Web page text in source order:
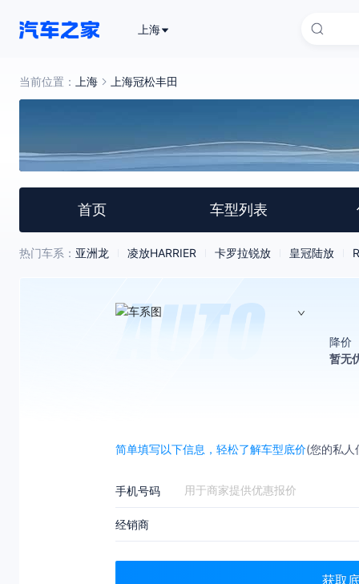
上海
当前位置： 上海 上海冠松丰田
首页 车型列表
热门车系： 亚洲龙 凌放HARRIER 卡罗拉锐放 皇冠陆放
降价
暂无
简单填写以下信息，轻松了解车型底价(您的私人
手机号码
经销商
获取